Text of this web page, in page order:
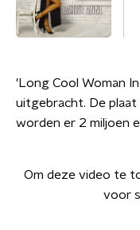
'Long Cool Woman
uitgebracht. De
worden er 2 miljoen
Om deze video te
voor